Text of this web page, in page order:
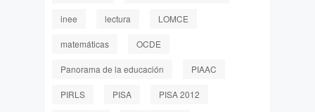
inee lectura LOMCE
matemáticas OCDE
Panorama de la educación PIAAC
PIRLS PISA PISA 2012